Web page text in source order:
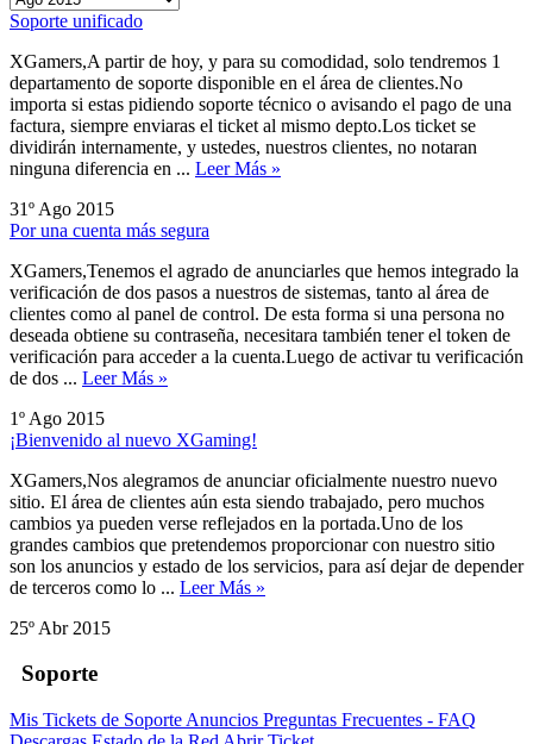
Soporte unificado
XGamers,A partir de hoy, y para su comodidad, solo tendremos 1
departamento de soporte disponible en el área de clientes.No
importa si estas pidiendo soporte técnico o avisando el pago de una
factura, siempre enviaras el ticket al mismo depto.Los ticket se
dividirán internamente, y ustedes, nuestros clientes, no notaran
ninguna diferencia en ... Leer Más »
31º Ago 2015
Por una cuenta más segura
XGamers,Tenemos el agrado de anunciarles que hemos integrado la
verificación de dos pasos a nuestros de sistemas, tanto al área de
clientes como al panel de control. De esta forma si una persona no
deseada obtiene su contraseña, necesitara también tener el token de
verificación para acceder a la cuenta.Luego de activar tu verificación
de dos ... Leer Más »
1º Ago 2015
¡Bienvenido al nuevo XGaming!
XGamers,Nos alegramos de anunciar oficialmente nuestro nuevo
sitio. El área de clientes aún esta siendo trabajado, pero muchos
cambios ya pueden verse reflejados en la portada.Uno de los
grandes cambios que pretendemos proporcionar con nuestro sitio
son los anuncios y estado de los servicios, para así dejar de depender
de terceros como lo ... Leer Más »
25º Abr 2015
Soporte
Mis Tickets de Soporte Anuncios Preguntas Frecuentes - FAQ